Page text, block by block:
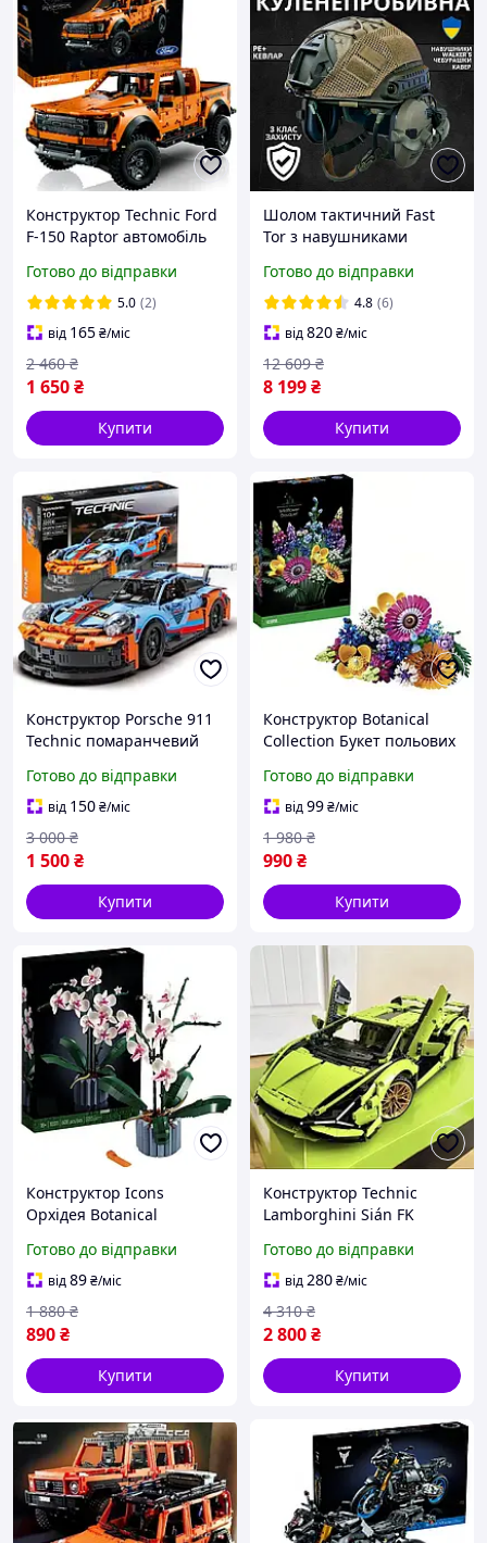
Конструктор Technic Ford
F-150 Raptor автомобіль
блочний
Готово до відправки
5.0 (2)
від 165₴/міс
1 650₴
2 460 ₴
Купити
Шолом тактичний Fast
Tor з навушниками
кріпленнями тор із
навушниками Каска
Військова
Готово до відправки
4.8 (6)
від820₴/міс
8 199₴
12 609 ₴
Купити
Конструктор Porsche 911
Technic помаранчевий
Порш 911 Технік Сумісний
блочний 42096
Готово до відправки
від 150₴/міс
1 500₴
3 000 ₴
Купити
Конструктор Botanical
Collection Букет польових
сумісний
Готово до відправки
від99₴/міс
990₴
1 980 ₴
Купити
Конструктор Icons
Орхідея Botanical
деталей ботанікал
Готово до відправки
від89₴/міс
890₴
1 880 ₴
Купити
Конструктор Technic
Lamborghini Sián FK
автомобіль яскравий
сумісний блочний Ламбо
Готово до відправки
від280₴/міс
2 800₴
4 310 ₴
Купити